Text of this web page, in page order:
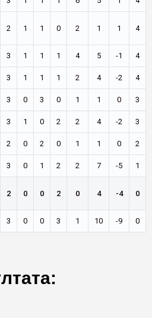
2 1 1 0 2 1 1 4
3 1 1 1 4 5 -1 4
3 1 1 1 2 4 -2 4
3 0 3 0 1 1 0 3
3 1 0 2 2 4 -2 3
2 0 2 0 1 1 0 2
3 0 1 2 2 7 -5 1
2 0 0 2 0 4 -4 0
3 0 0 3 1 10 -9 0